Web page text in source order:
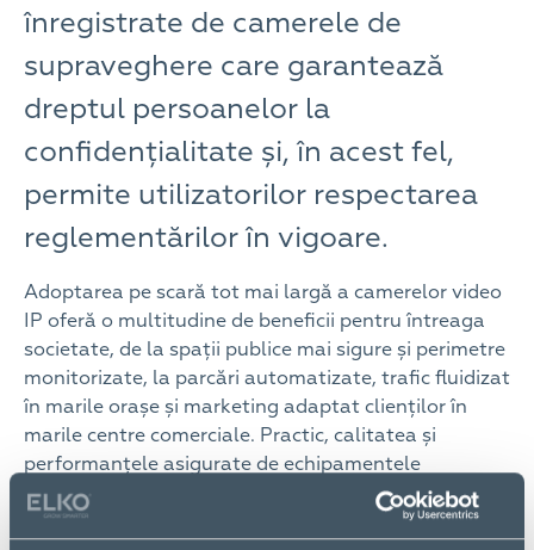
înregistrate de camerele de
supraveghere care garantează
dreptul persoanelor la
confidențialitate și, în acest fel,
permite utilizatorilor respectarea
reglementărilor în vigoare.
Adoptarea pe scară tot mai largă a camerelor video
IP oferă o multitudine de beneficii pentru întreaga
societate, de la spații publice mai sigure și perimetre
monitorizate, la parcări automatizate, trafic fluidizat
în marile orașe și marketing adaptat clienților în
marile centre comerciale. Practic, calitatea și
performanțele asigurate de echipamentele
moderne, alături de soluțiile de analiză tot mai
avansate ale prezentului, fac ca scenariile de